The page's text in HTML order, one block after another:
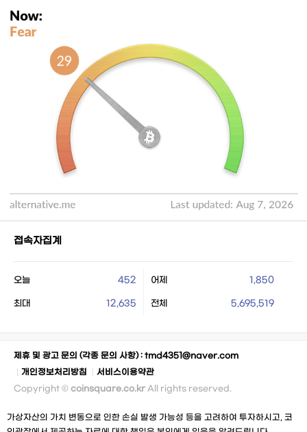
접속자집계
오늘 452 어제 1,850
최대 12,635 전체 5,695,519
제휴 및 광고 문의 (각종 문의 사항) : tmd4351@naver.com
개인정보처리방침
서비스이용약관
Copyright © coinsquare.co.kr All rights reserved.
가상자산의 가치 변동으로 인한 손실 발생 가능성 등을 고려하여 투자하시고, 코